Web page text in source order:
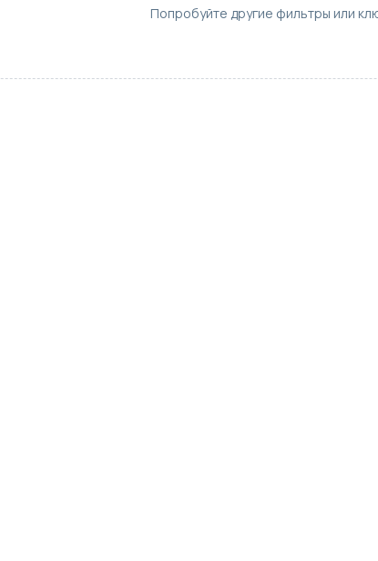
Попробуйте другие фильтры или